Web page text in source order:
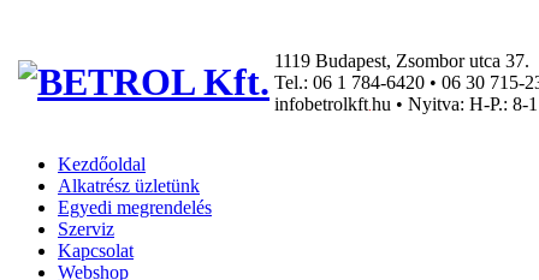
1119 Budapest, Zsombor utca 37.
Tel.: 06 1 784-6420 • 06 30 715-
infobetrolkfthu • Nyitva: H-P.: 8-
Kezdőoldal
Alkatrész üzletünk
Egyedi megrendelés
Szerviz
Kapcsolat
Webshop